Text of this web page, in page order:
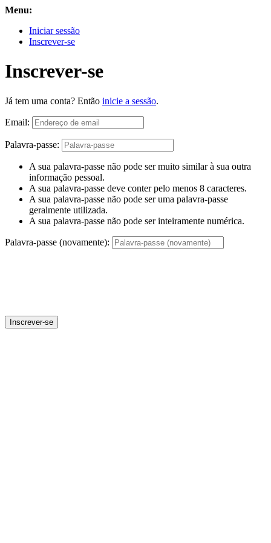
Menu:
Iniciar sessão
Inscrever-se
Inscrever-se
Já tem uma conta? Então inicie a sessão.
Email:
Palavra-passe:
A sua palavra-passe não pode ser muito similar à sua outra
informação pessoal.
A sua palavra-passe deve conter pelo menos 8 caracteres.
A sua palavra-passe não pode ser uma palavra-passe
geralmente utilizada.
A sua palavra-passe não pode ser inteiramente numérica.
Palavra-passe (novamente):
Inscrever-se